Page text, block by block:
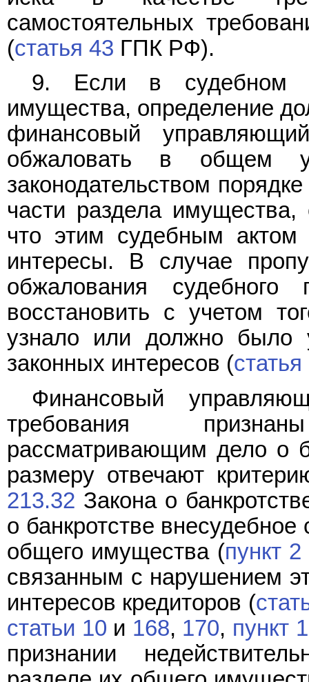
самостоятельных
(статья 43 ГПК РФ).
9. Если в судебном
имущества, определение
финансовый
обжаловать в общем
законодательством
части раздела
что этим судебным
интересы. В случае
обжалования
восстановить с учетом
узнало или должно было
законных интересов (
Финансовый
требования
рассматривающим дело о
размеру отвечают
213.32 Закона о
о банкротстве
общего имущества (пункт 2
связанным с нарушением
интересов кредиторов (
статьи 10 и 168, 170, пункт
признании